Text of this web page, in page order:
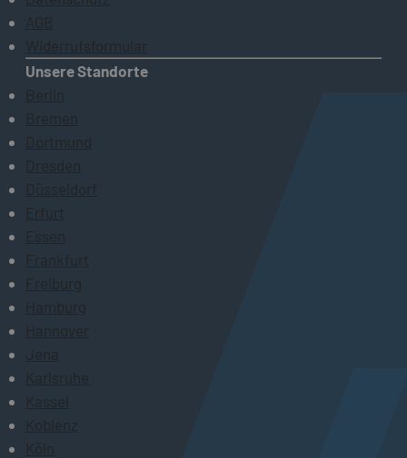
AGB
Widerrufsformular
Unsere Standorte
Berlin
Bremen
Dortmund
Dresden
Düsseldorf
Erfurt
Essen
Frankfurt
Freiburg
Hamburg
Hannover
Jena
Karlsruhe
Kassel
Koblenz
Köln